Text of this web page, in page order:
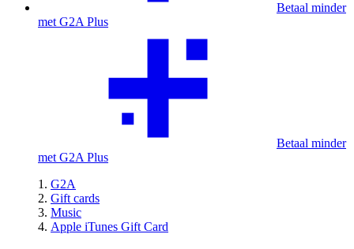
Betaal minder
met G2A Plus
Betaal minder
met G2A Plus
G2A
Gift cards
Music
Apple iTunes Gift Card